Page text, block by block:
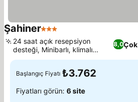
Şahiner3 Yıldız
8,0
24 saat açık resepsiyon
desteği, Minibarlı, klimalı
odalar
Başlangıç Fiyatı ₺3.762
Fiyatları görün: 6 site